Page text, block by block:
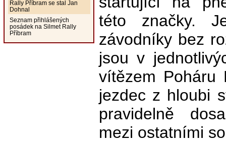
Rally Příbram se stal Jan
Dohnal
Seznam přihlášených
posádek na Silmet Rally
Příbram
této značky.
závodníky bez
jsou v
vítězem
jezdec z hloubi
pravidelně
mezi ostatními